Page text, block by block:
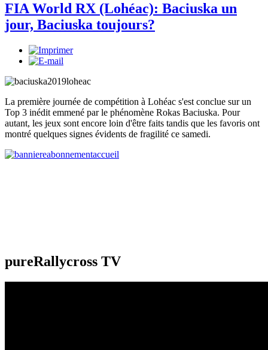
FIA World RX (Lohéac): Baciuska un
jour, Baciuska toujours?
La première journée de compétition à Lohéac s'est conclue sur un
Top 3 inédit emmené par le phénomène Rokas Baciuska. Pour
autant, les jeux sont encore loin d'être faits tandis que les favoris ont
montré quelques signes évidents de fragilité ce samedi.
pureRallycross TV